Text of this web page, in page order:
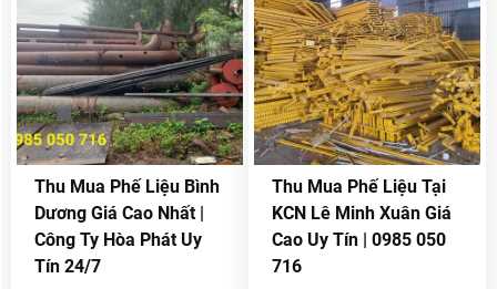
Bình Tân, TP.HCM là
một trong những KCN
trọng điểm với hàng
trăm doanh nghiệp hoạt
động trong lĩnh vực cơ
khí, dệt may, điện tử,
nhựa, bao bì, sản xuất
công nghiệp. Quá trình
sản xuất tất yếu sẽ tạo
ra lượng lớn phế liệu
sắt, thép, đồng, inox,
lại thiết bị cơ khí công
nghiệpvới giá hợp lý .
Thu Mua Phế Liệu Bình
Dương Giá Cao Nhất |
Công Ty Hòa Phát Uy
Tín 24/7
Thu Mua Phế Liệu Tại
KCN Lê Minh Xuân Giá
Cao Uy Tín | 0985 050
716